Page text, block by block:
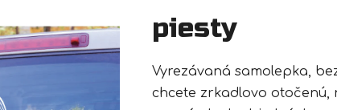
piesty
Vyrezávaná samolepka,
chcete zrkadlovo otočenú,